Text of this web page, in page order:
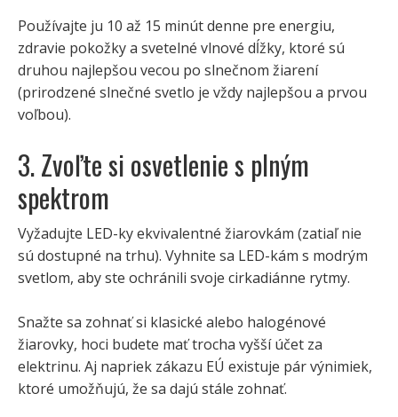
Používajte ju 10 až 15 minút denne pre energiu,
zdravie pokožky a svetelné vlnové dĺžky, ktoré sú
druhou najlepšou vecou po slnečnom žiarení
(prirodzené slnečné svetlo je vždy najlepšou a prvou
voľbou).
3. Zvoľte si osvetlenie s plným
spektrom
Vyžadujte LED-ky ekvivalentné žiarovkám (zatiaľ nie
sú dostupné na trhu). Vyhnite sa LED-kám s modrým
svetlom, aby ste ochránili svoje cirkadiánne rytmy.
Snažte sa zohnať si klasické alebo halogénové
žiarovky, hoci budete mať trocha vyšší účet za
elektrinu. Aj napriek zákazu EÚ existuje pár výnimiek,
ktoré umožňujú, že sa dajú stále zohnať.